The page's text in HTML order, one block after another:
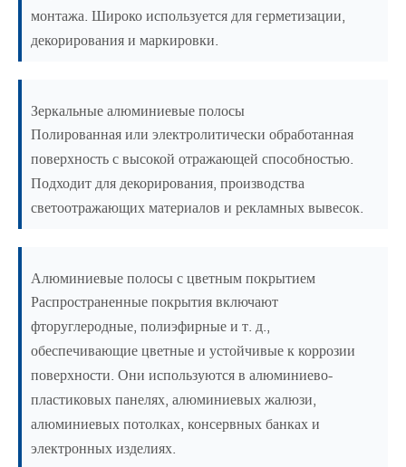
монтажа. Широко используется для герметизации,
декорирования и маркировки.
Зеркальные алюминиевые полосы
Полированная или электролитически обработанная
поверхность с высокой отражающей способностью.
Подходит для декорирования, производства
светоотражающих материалов и рекламных вывесок.
Алюминиевые полосы с цветным покрытием
Распространенные покрытия включают
фторуглеродные, полиэфирные и т. д.,
обеспечивающие цветные и устойчивые к коррозии
поверхности. Они используются в алюминиево-
пластиковых панелях, алюминиевых жалюзи,
алюминиевых потолках, консервных банках и
электронных изделиях.